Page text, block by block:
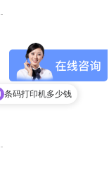
条码打印机多少钱